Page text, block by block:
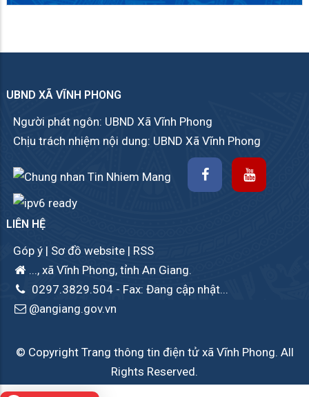
UBND XÃ VĨNH PHONG
Người phát ngôn: UBND Xã Vĩnh Phong
Chịu trách nhiệm nội dung: UBND Xã Vĩnh Phong
LIÊN HỆ
Góp ý | Sơ đồ website | RSS
..., xã Vĩnh Phong, tỉnh An Giang.
0297.3829.504 - Fax: Đang cập nhật...
@angiang.gov.vn
© Copyright Trang thông tin điện tử xã Vĩnh Phong. All
Rights Reserved.